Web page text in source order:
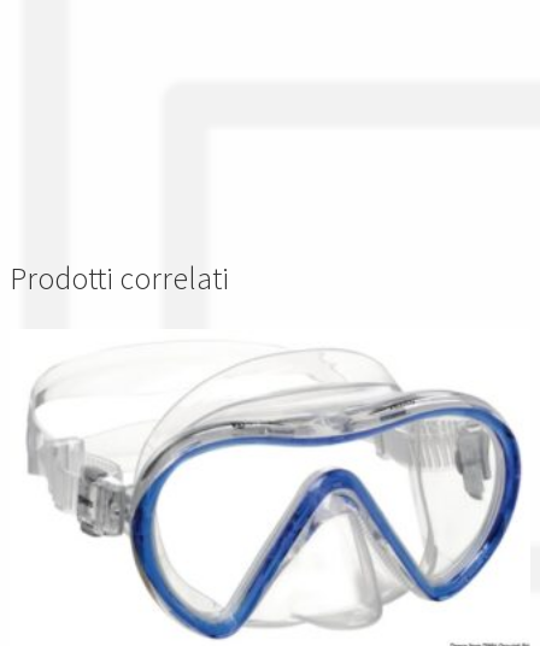
Prodotti correlati